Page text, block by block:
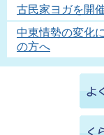
古民家ヨガを開
中東情勢の変化
の方へ